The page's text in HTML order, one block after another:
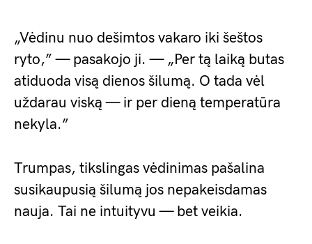
„Vėdinu nuo dešimtos vakaro iki šeštos
ryto,” — pasakojo ji. — „Per tą laiką butas
atiduoda visą dienos šilumą. O tada vėl
uždarau viską — ir per dieną temperatūra
nekyla.”
Trumpas, tikslingas vėdinimas pašalina
susikaupusią šilumą jos nepakeisdamas
nauja. Tai ne intuityvu — bet veikia.